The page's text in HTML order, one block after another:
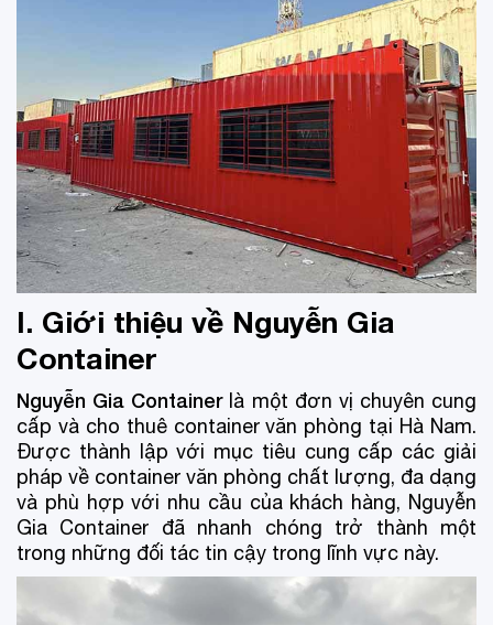
I. Giới thiệu về Nguyễn Gia
Container
Nguyễn Gia Containerlà một đơn vị chuyên cung
cấp và cho thuê container văn phòng tại Hà Nam.
Được thành lập với mục tiêu cung cấp các giải
pháp về container văn phòng chất lượng, đa dạng
và phù hợp với nhu cầu của khách hàng, Nguyễn
Gia Container đã nhanh chóng trở thành một
trong những đối tác tin cậy trong lĩnh vực này.